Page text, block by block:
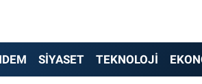
SİYASET TEKNOLOJİ